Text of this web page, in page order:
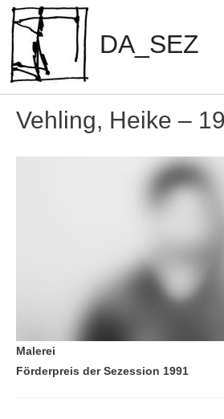
Zum
Inhalt
springen
DA_SEZ
Vehling, Heike –
Malerei
Förderpreis der Sezession 1991